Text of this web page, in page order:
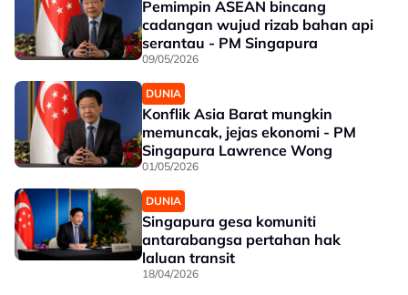
Pemimpin ASEAN bincang
cadangan wujud rizab bahan api
serantau - PM Singapura
09/05/2026
DUNIA
Konflik Asia Barat mungkin
memuncak, jejas ekonomi - PM
Singapura Lawrence Wong
01/05/2026
DUNIA
Singapura gesa komuniti
antarabangsa pertahan hak
laluan transit
18/04/2026